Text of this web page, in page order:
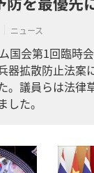
ニュース
国会第1回臨時
器拡散防止法案
。議員らは法律
した。